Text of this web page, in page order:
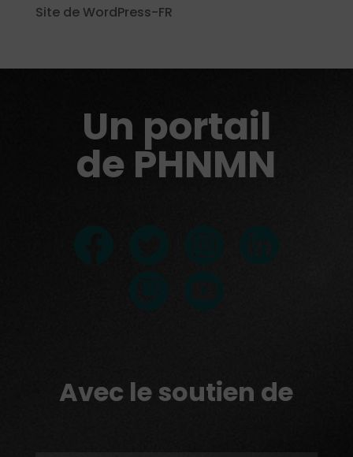
Site de WordPress-FR
Un portail
de PHNMN
Avec le soutien de